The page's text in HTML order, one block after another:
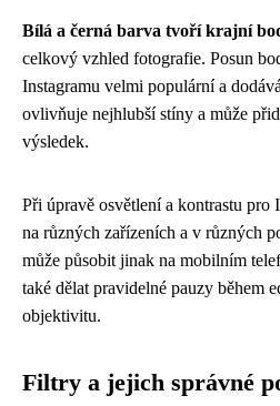
Bílá a černá barva tvoří krajní
celkový vzhled fotografie. Posun
Instagramu velmi populární a
ovlivňuje nejhlubší stíny a může
výsledek.
Při úpravě osvětlení a kontrastu
na různých zařízeních a v různých
může působit jinak na mobilním
také dělat pravidelné pauzy během
objektivitu.
Filtry a jejich správné